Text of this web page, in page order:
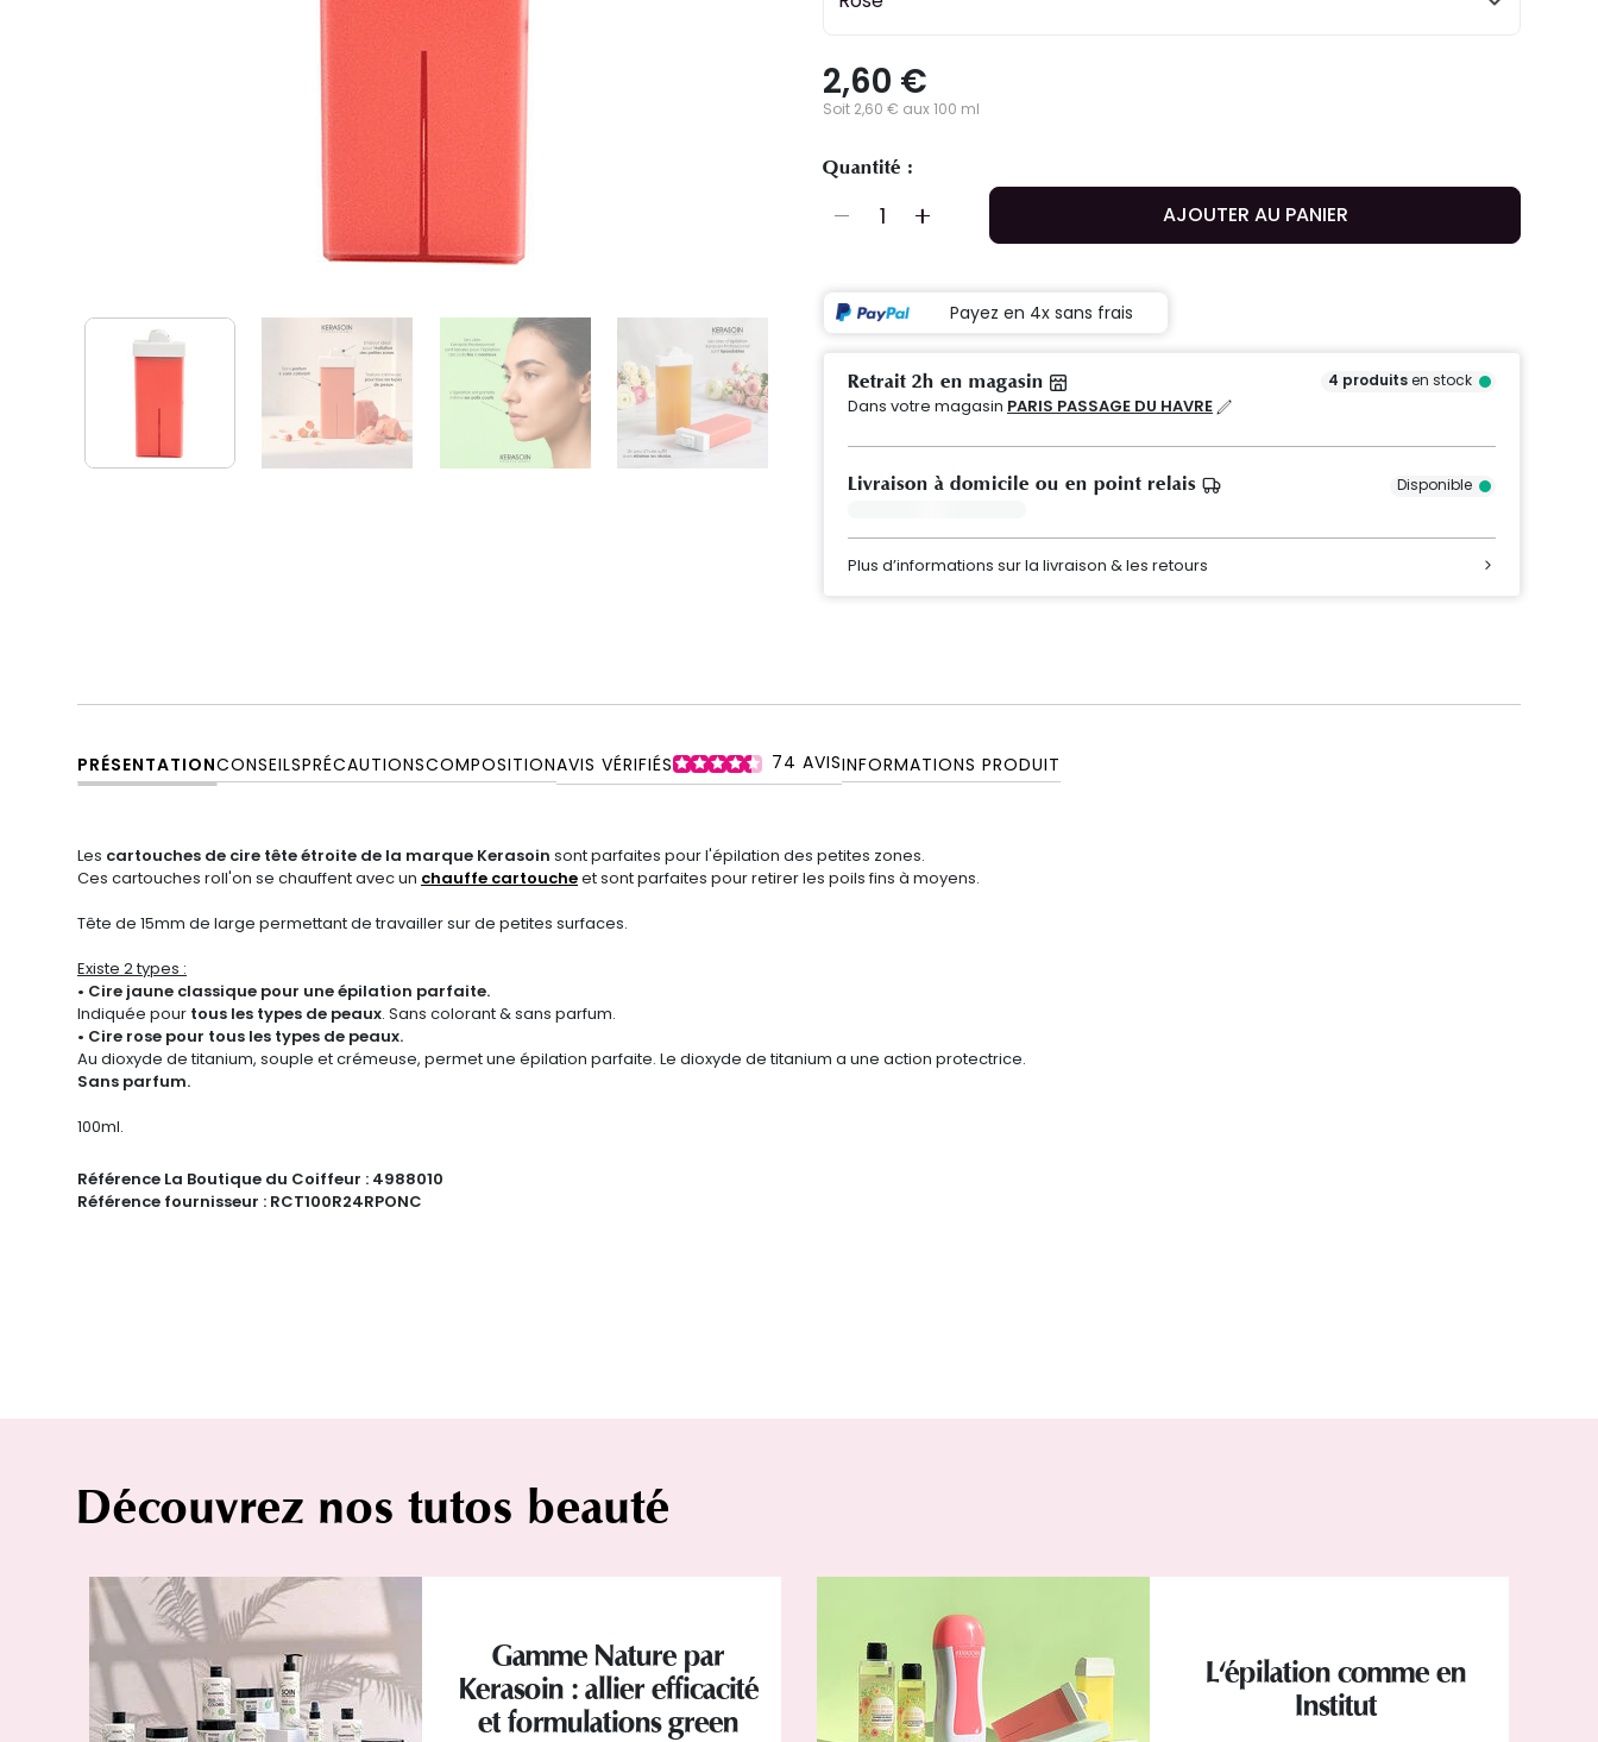
2,60 €
Soit 2,60 € aux 100 ml
Quantité :
AJOUTER AU PANIER
Payez en 4x sans frais
Retrait 2h en magasin 4 produitsen stock
Dans votre magasin PARIS PASSAGE DU HAVRE
Livraison à domicile ou en point relais Disponible
Plus d’informations sur la livraison & les retours
PRÉSENTATIONCONSEILSPRÉCAUTIONSCOMPOSITIONAVIS VÉRIFIÉS 74 AVISINFORMATIONS PRODUIT
Les cartouches de cire tête étroite de la marque Kerasoin sont parfaites pour l'épilation des petites zones.
Ces cartouches roll'on se chauffent avec un chauffe cartoucheet sont parfaites pour retirer les poils fins à moyens.
Tête de 15mm de large permettant de travailler sur de petites surfaces.
Existe 2 types :
• Cire jaune classique pour une épilation parfaite.
Indiquée pour tous les types de peaux. Sans colorant & sans parfum.
• Cire rose pour tous les types de peaux.
Au dioxyde de titanium, souple et crémeuse, permet une épilation parfaite. Le dioxyde de titanium a une action protectrice.
Sans parfum.
100ml.
Référence La Boutique du Coiffeur : 4988010
Référence fournisseur : RCT100R24RPONC
Découvrez nos tutos beauté
Gamme Nature par
Kerasoin : allier efficacité
et formulations green
L'épilation comme en
Institut